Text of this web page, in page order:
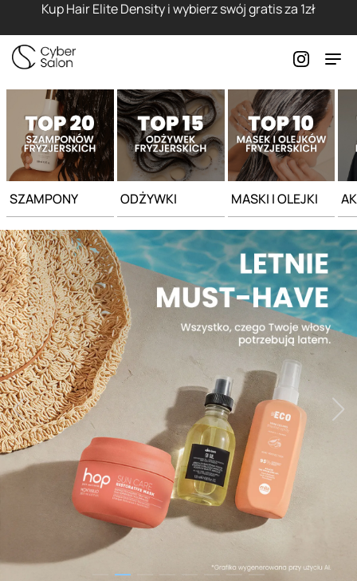
Kup Hair Elite Density i wybierz swój gratis za 1zł
SZAMPONY ODŻYWKI MASKI I OLEJKI
Strona główna - Cyber Salon